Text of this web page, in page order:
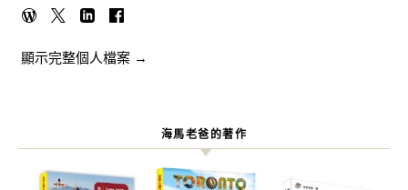
顯示完整個人檔案 →
海馬老爸的著作